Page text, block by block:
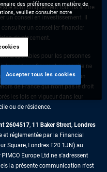
site sont uniquement fournis à titre
un conseil en investissement. Il
un conseiller financier
de placement.
disponibles pour les personnes
figurant sur ce site ne
de services ni une sollicitation
de France qui n'ont pas le droit
les lois en vigueur dans leur
ou de résidence.
2604517, 11 Baker Street, Londres
et réglementée par la Financial
Square, Londres E20 1JN) au
Europe Ltd ne s'adressent
la présente communication n'est
des préférence en matière de
veuillez consulter notre
Accepter tous les cookies